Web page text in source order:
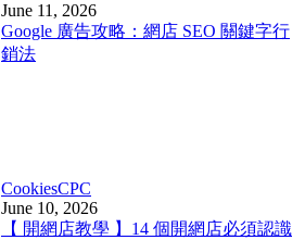
June 11, 2026
Google 廣告攻略：網店 SEO 關鍵字行
銷法
CookiesCPC
June 10, 2026
【 開網店教學 】14 個開網店必須認識